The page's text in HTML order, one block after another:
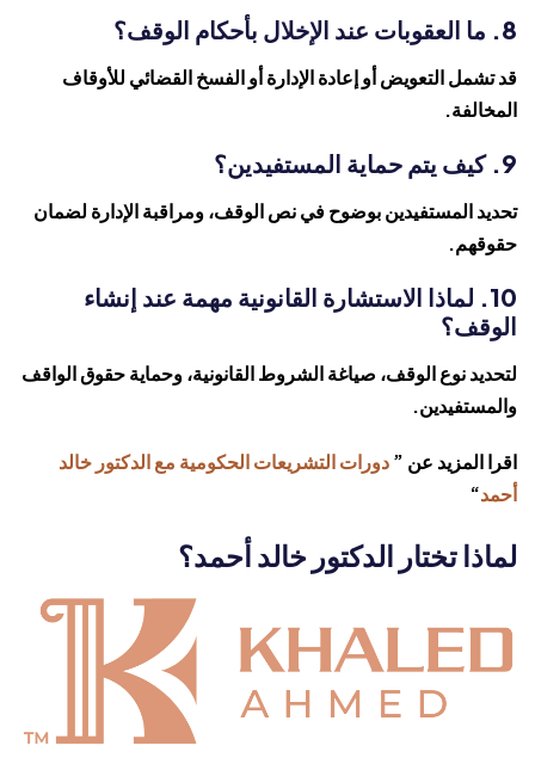
8. ما العقوبات عند الإخلال بأحكام الوقف؟
قد تشمل التعويض أو إعادة الإدارة أو الفسخ القضائي للأوقاف
المخالفة.
9. كيف يتم حماية المستفيدين؟
تحديد المستفيدين بوضوح في نص الوقف، ومراقبة الإدارة لضمان
حقوقهم.
10. لماذا الاستشارة القانونية مهمة عند إنشاء
الوقف؟
لتحديد نوع الوقف، صياغة الشروط القانونية، وحماية حقوق الواقف
والمستفيدين.
اقرا المزيد عن ”دورات التشريعات الحكومية مع الدكتور خالد
أحمد“
لماذا تختار الدكتور خالد أحمد؟